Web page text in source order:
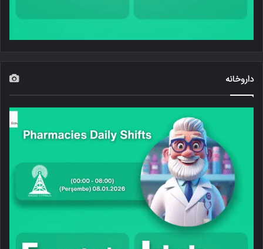
داروخانه